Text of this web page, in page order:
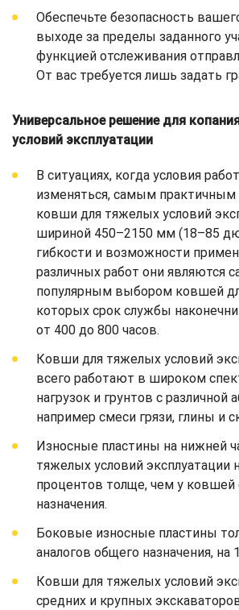
Обеспечьте безопасность
выходе за пределы заданного
функцией отслеживания
От вас требуется лишь задать
Универсальное решение для
условий эксплуатации
В ситуациях, когда условия
изменяться, самым
ковши для тяжелых условий
шириной 450–2150 мм (18–85
гибкости и возможности
различных работ они являются
популярным выбором ковшей
которых срок службы
от 400 до 800 часов.
Ковши для тяжелых условий
всего работают в широком
нагрузок и грунтов с различной
например смеси грязи, глины и
Износные пластины на нижней
тяжелых условий эксплуатации
процентов толще, чем у ковшей
назначения.
Боковые износные пластины
аналогов общего назначения, на
Ковши для тяжелых условий
средних и крупных